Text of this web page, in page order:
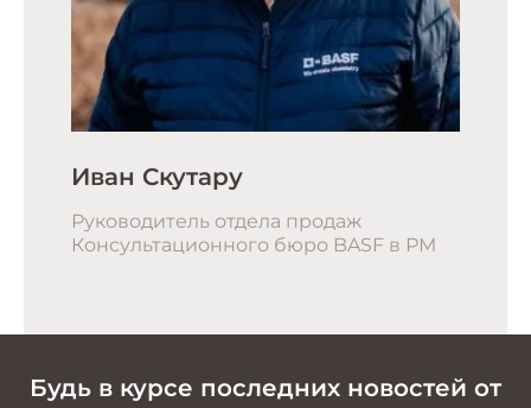
Иван Скутару
Руководитель отдела продаж
Консультационного бюро BASF в РМ
Будь в курсе последних новостей от